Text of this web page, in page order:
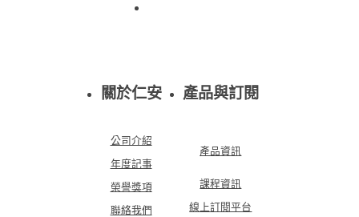
關於仁安
公司介紹
年度記事
榮譽獎項
聯絡我們
產品與訂閱
產品資訊
課程資訊
線上訂閱平台